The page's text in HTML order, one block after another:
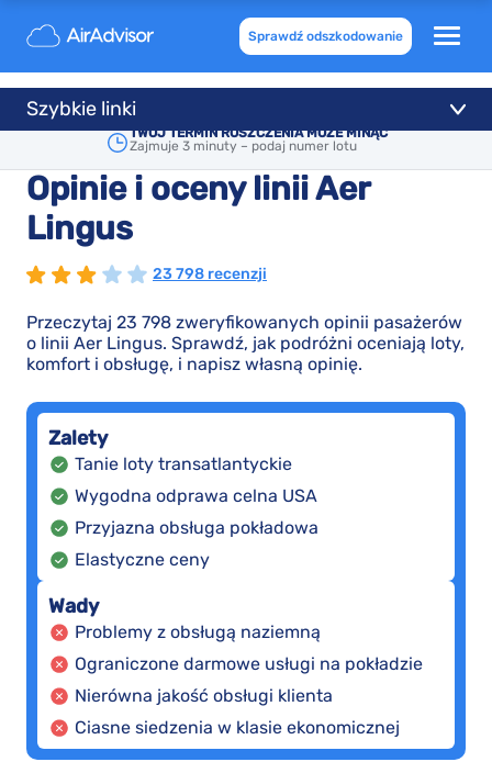
Sprawdź odszkodowanie
TWÓJ TERMIN ROSZCZENIA MOŻE MINĄĆ
Zajmuje 3 minuty – podaj numer lotu
Szybkie linki
Opinie i oceny linii Aer
Lingus
23 798 recenzji
Przeczytaj 23 798 zweryfikowanych opinii pasażerów
o linii Aer Lingus. Sprawdź, jak podróżni oceniają loty,
komfort i obsługę, i napisz własną opinię.
Zalety
Tanie loty transatlantyckie
Wygodna odprawa celna USA
Przyjazna obsługa pokładowa
Elastyczne ceny
Wady
Problemy z obsługą naziemną
Ograniczone darmowe usługi na pokładzie
Nierówna jakość obsługi klienta
Ciasne siedzenia w klasie ekonomicznej